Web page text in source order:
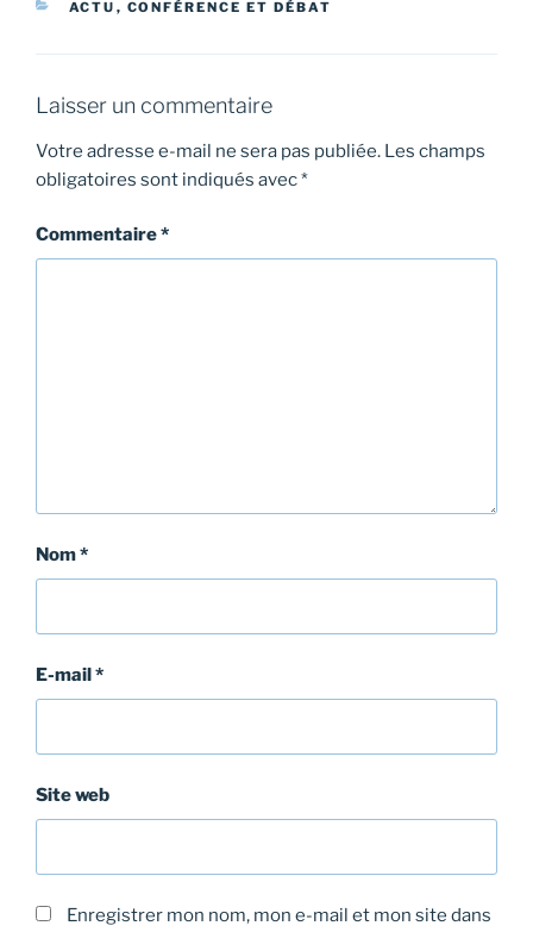
CATÉGORIES
ACTU , CONFÉRENCE ET DÉBAT
Laisser un commentaire
Votre adresse e-mail ne sera pas publiée. Les champs
obligatoires sont indiqués avec*
Commentaire*
Nom*
E-mail*
Site web
Enregistrer mon nom, mon e-mail et mon site dans